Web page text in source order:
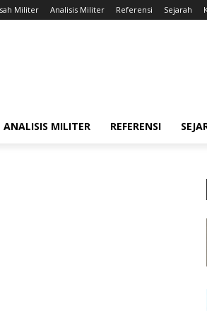
Militer Analisis Militer Referensi Sejarah
ANALISIS MILITER REFERENSI